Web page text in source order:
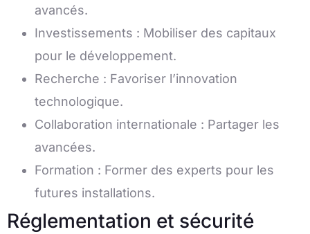
avancés.
Investissements : Mobiliser des capitaux
pour le développement.
Recherche : Favoriser l’innovation
technologique.
Collaboration internationale : Partager les
avancées.
Formation : Former des experts pour les
futures installations.
Réglementation et sécurité